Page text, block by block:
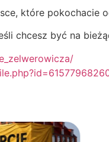
które pokochacie
chcesz być na